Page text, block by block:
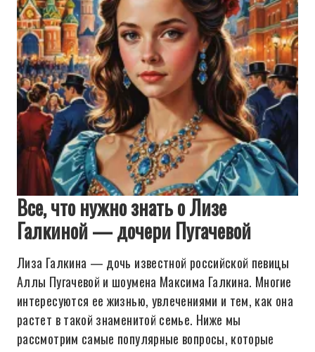
Все, что нужно знать о Лизе
Галкиной — дочери Пугачевой
Лиза Галкина — дочь известной российской певицы
Аллы Пугачевой и шоумена Максима Галкина. Многие
интересуются ее жизнью, увлечениями и тем, как она
растет в такой знаменитой семье. Ниже мы
рассмотрим самые популярные вопросы, которые